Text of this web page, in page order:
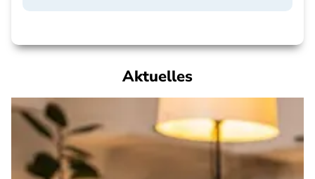
Aktuelles